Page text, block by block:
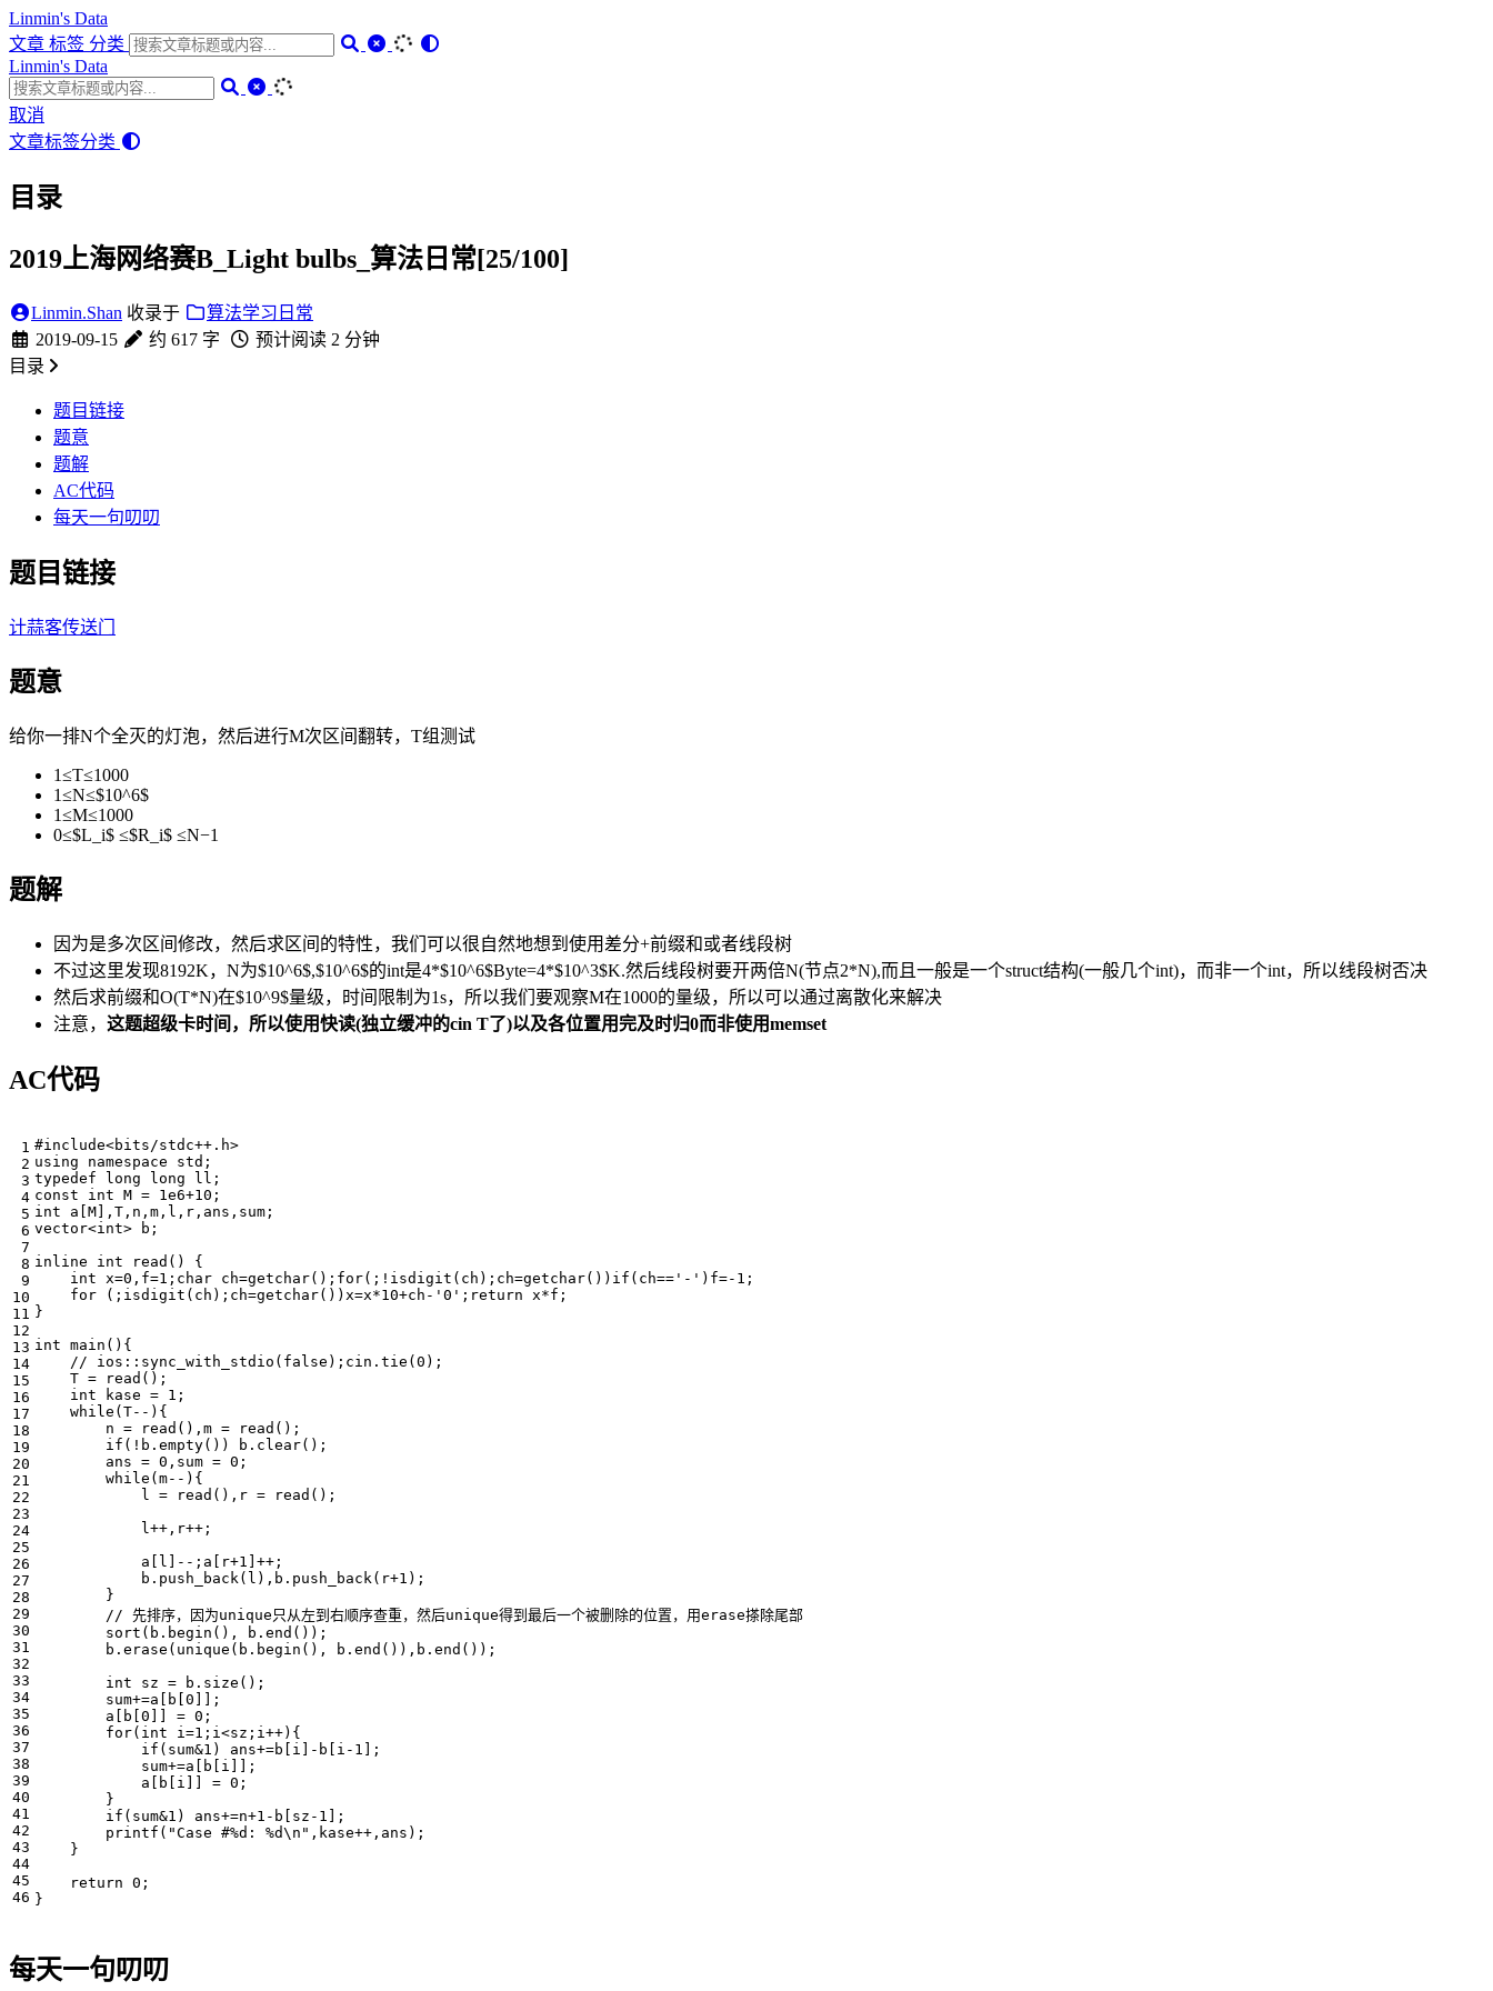
Linmin's Data
文章 标签 分类
Linmin's Data
取消
文章标签分类
目录
2019上海网络赛B_Light bulbs_算法日常[25/100]
Linmin.Shan 收录于
算法学习日常
2019-09-15
约 617 字
预计阅读 2 分钟
目录
题目链接
题意
题解
AC代码
每天一句叨叨
题目链接
计蒜客传送门
题意
给你一排N个全灭的灯泡，然后进行M次区间翻转，T组测试
1≤T≤1000
1≤N≤$10^6$
1≤M≤1000
0≤$L_i$ ≤$R_i$ ≤N−1
题解
因为是多次区间修改，然后求区间的特性，我们可以很自然地想到使用差分+前缀和或者线段树
不过这里发现8192K，N为$10^6$,$10^6$的int是4*$10^6$Byte=4*$10^3$K.然后线段树要开两倍N(节点2*N),而且一般是一个struct结构(一般几个int)，而非一个int，所以线段树否决
然后求前缀和O(T*N)在$10^9$量级，时间限制为1s，所以我们要观察M在1000的量级，所以可以通过离散化来解决
注意， 这题超级卡时间，所以使用快读(独立缓冲的cin T了)以及各位置用完及时归0而非使用memset
AC代码
using
namespace std ;
typedef
long long ll ;
const
int M = 1e6+10 ;
int
a M ], T , n , m , l , r , ans , sum ;
vector<int> b ;
inline
int read ()
{
int
x=0 , f=1 ; char ch=getchar(); for(; ! isdigit ( ch ); ch=getchar()) if ( ch== '-' ) f=- 1 ;
for
(; isdigit ( ch ); ch=getchar()) x=x*10+ch - '0' ; return x*f ;
}
int main (){
T = read ();
int
kase = 1 ;
while ( T-- ){
n = read (), m = read ();
if ( ! b . empty()) b . clear();
ans = 0 , sum = 0 ;
while ( m-- ){
l
= read (), r = read ();
l ++ , r++ ;
a
l -- ; a r+1 ++ ;
b . push_back ( l ), b . push_back ( r+1 );
}
sort ( b . begin (), b . end ());
b . erase ( unique ( b . begin (), b . end ()), b . end ());
int
sz = b . size ();
sum+=a b 0 ]];
a
b 0 = 0 ;
for( int i =1 ; i <sz ; i ++){
if ( sum&1 ) ans+=b i - b i - 1
];
sum+=a b i
]];
a
b i = 0 ;
}
if ( sum&1 ) ans+=n+1 - b sz - 1
];
printf ( "Case #%d: %d\n " , kase++ , ans );
}
return 0 ;
}
每天一句叨叨